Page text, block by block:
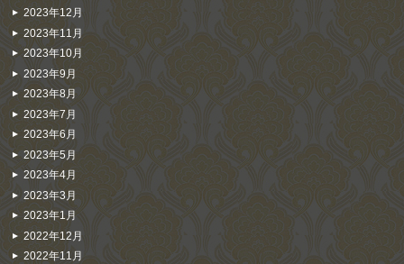
2023年12月
2023年11月
2023年10月
2023年9月
2023年8月
2023年7月
2023年6月
2023年5月
2023年4月
2023年3月
2023年1月
2022年12月
2022年11月